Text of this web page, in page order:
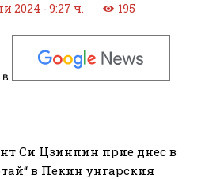
2024 - 9:27 ч. 195
Си Цзинпин прие днес в
в Пекин унгарския